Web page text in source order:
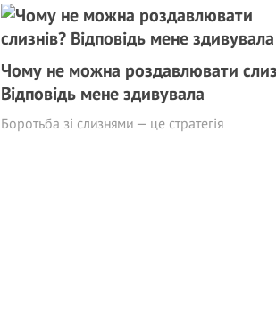
Чому не можна роздавлювати
Відповідь мене здивувала
Боротьба зі слизнями — це стратегія